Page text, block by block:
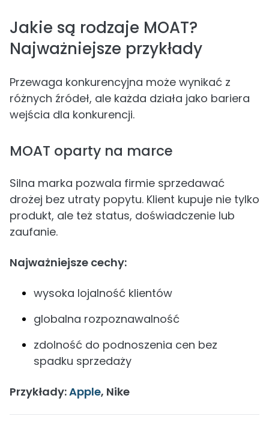
Jakie są rodzaje MOAT?
Najważniejsze przykłady
Przewaga konkurencyjna może wynikać z
różnych źródeł, ale każda działa jako bariera
wejścia dla konkurencji.
MOAT oparty na marce
Silna marka pozwala firmie sprzedawać
drożej bez utraty popytu. Klient kupuje nie tylko
produkt, ale też status, doświadczenie lub
zaufanie.
Najważniejsze cechy:
wysoka lojalność klientów
globalna rozpoznawalność
zdolność do podnoszenia cen bez
spadku sprzedaży
Przykłady:Apple, Nike